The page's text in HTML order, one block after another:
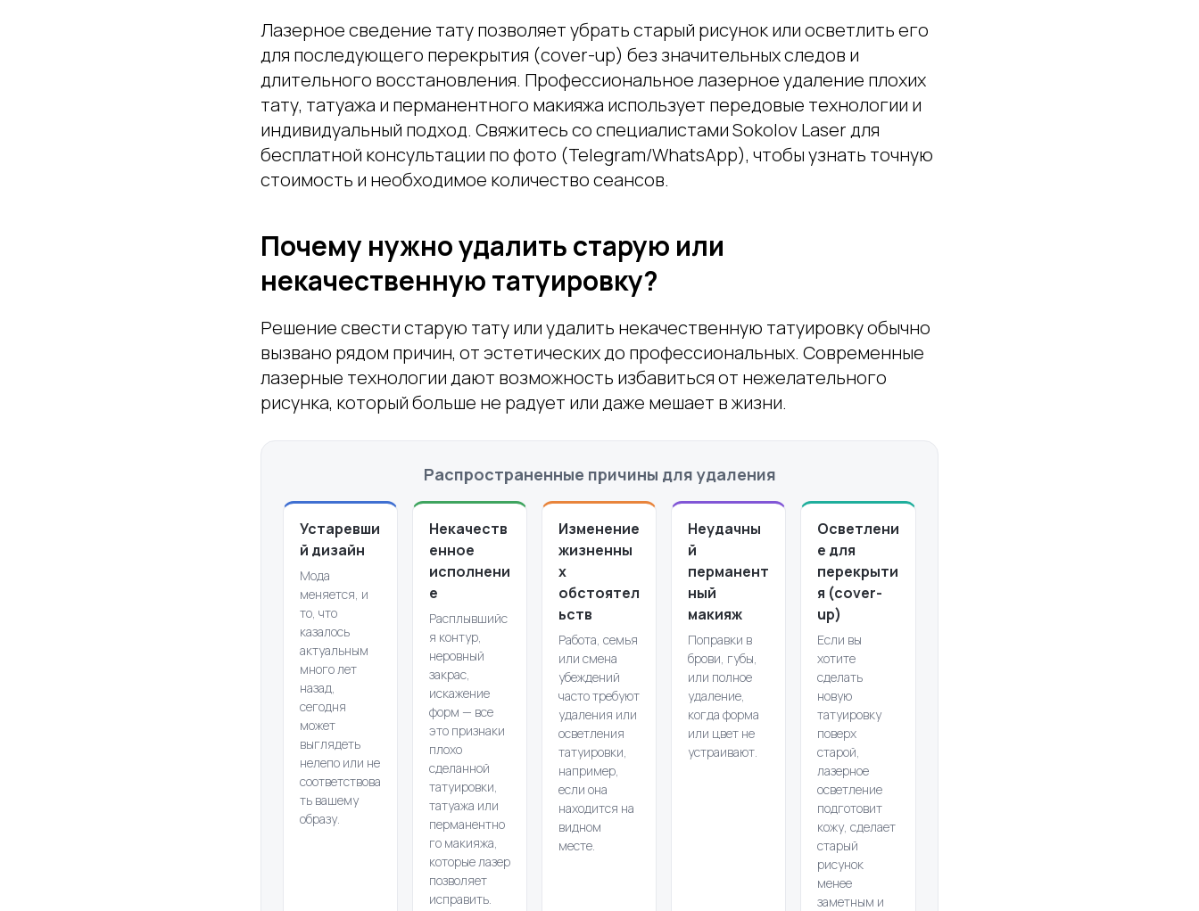
Лазерное сведение тату позволяет убрать старый рисунок или осветлить его
для последующего перекрытия (cover-up) без значительных следов и
длительного восстановления. Профессиональное лазерное удаление плохих
тату, татуажа и перманентного макияжа использует передовые технологии и
индивидуальный подход. Свяжитесь со специалистами Sokolov Laser для
бесплатной консультации по фото (Telegram/WhatsApp), чтобы узнать точную
стоимость и необходимое количество сеансов.
Почему нужно удалить старую или
некачественную татуировку?
Решение свести старую тату или удалить некачественную татуировку обычно
вызвано рядом причин, от эстетических до профессиональных. Современные
лазерные технологии дают возможность избавиться от нежелательного
рисунка, который больше не радует или даже мешает в жизни.
Распространенные причины для удаления
Устаревши
й дизайн
Мода
меняется, и
то, что
казалось
актуальным
много лет
назад,
сегодня
может
выглядеть
нелепо или не
соответствова
ть вашему
образу.
Некачеств
енное
исполнени
е
Расплывшийс
я контур,
неровный
закрас,
искажение
форм — все
это признаки
плохо
сделанной
татуировки,
татуажа или
перманентно
го макияжа,
которые лазер
позволяет
исправить.
Изменение
жизненны
х
обстоятел
ьств
Работа, семья
или смена
убеждений
часто требуют
удаления или
осветления
татуировки,
например,
если она
находится на
видном
месте.
Неудачны
й
перманент
ный
макияж
Поправки в
брови, губы,
или полное
удаление,
когда форма
или цвет не
устраивают.
Осветлени
е для
перекрыти
я (cover-
up)
Если вы
хотите
сделать
новую
татуировку
поверх
старой,
лазерное
осветление
подготовит
кожу, сделает
старый
рисунок
менее
заметным и